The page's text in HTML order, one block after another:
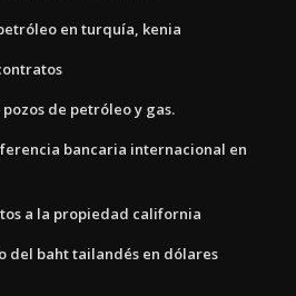
en turquía, kenia
de petróleo y gas.
bancaria internacional en
a la propiedad california
del baht tailandés en dólares